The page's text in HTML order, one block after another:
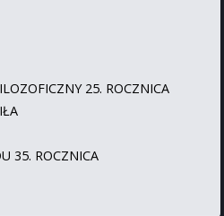
25. ROCZNICA
35. ROCZNICA